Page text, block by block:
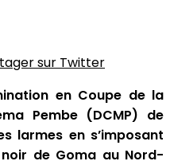
sur Twitter
en Coupe de la
Pembe (DCMP) de
larmes en s’imposant
de Goma au Nord-